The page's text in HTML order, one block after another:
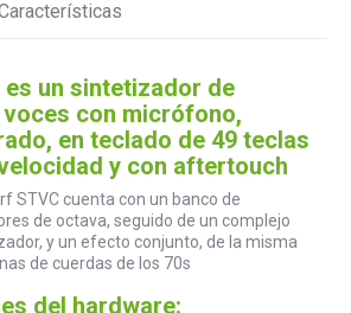
un sintetizador de
con micrófono,
en teclado de 49 teclas
y con aftertouch
STVC cuenta con un banco de
de octava, seguido de un complejo
y un efecto conjunto, de la misma
de cuerdas de los 70s
del hardware: